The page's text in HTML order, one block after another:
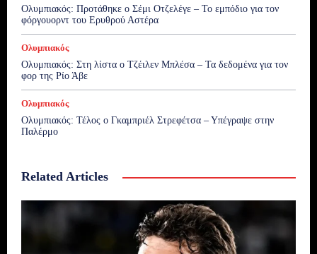
Ολυμπιακός: Προτάθηκε ο Σέμι Οτζελέγε – Το εμπόδιο για τον
φόργουορντ του Ερυθρού Αστέρα
Ολυμπιακός
Ολυμπιακός: Στη λίστα ο Τζέιλεν Μπλέσα – Τα δεδομένα για τον
φορ της Ρίο Άβε
Ολυμπιακός
Ολυμπιακός: Τέλος ο Γκαμπριέλ Στρεφέτσα – Υπέγραψε στην
Παλέρμο
Related Articles